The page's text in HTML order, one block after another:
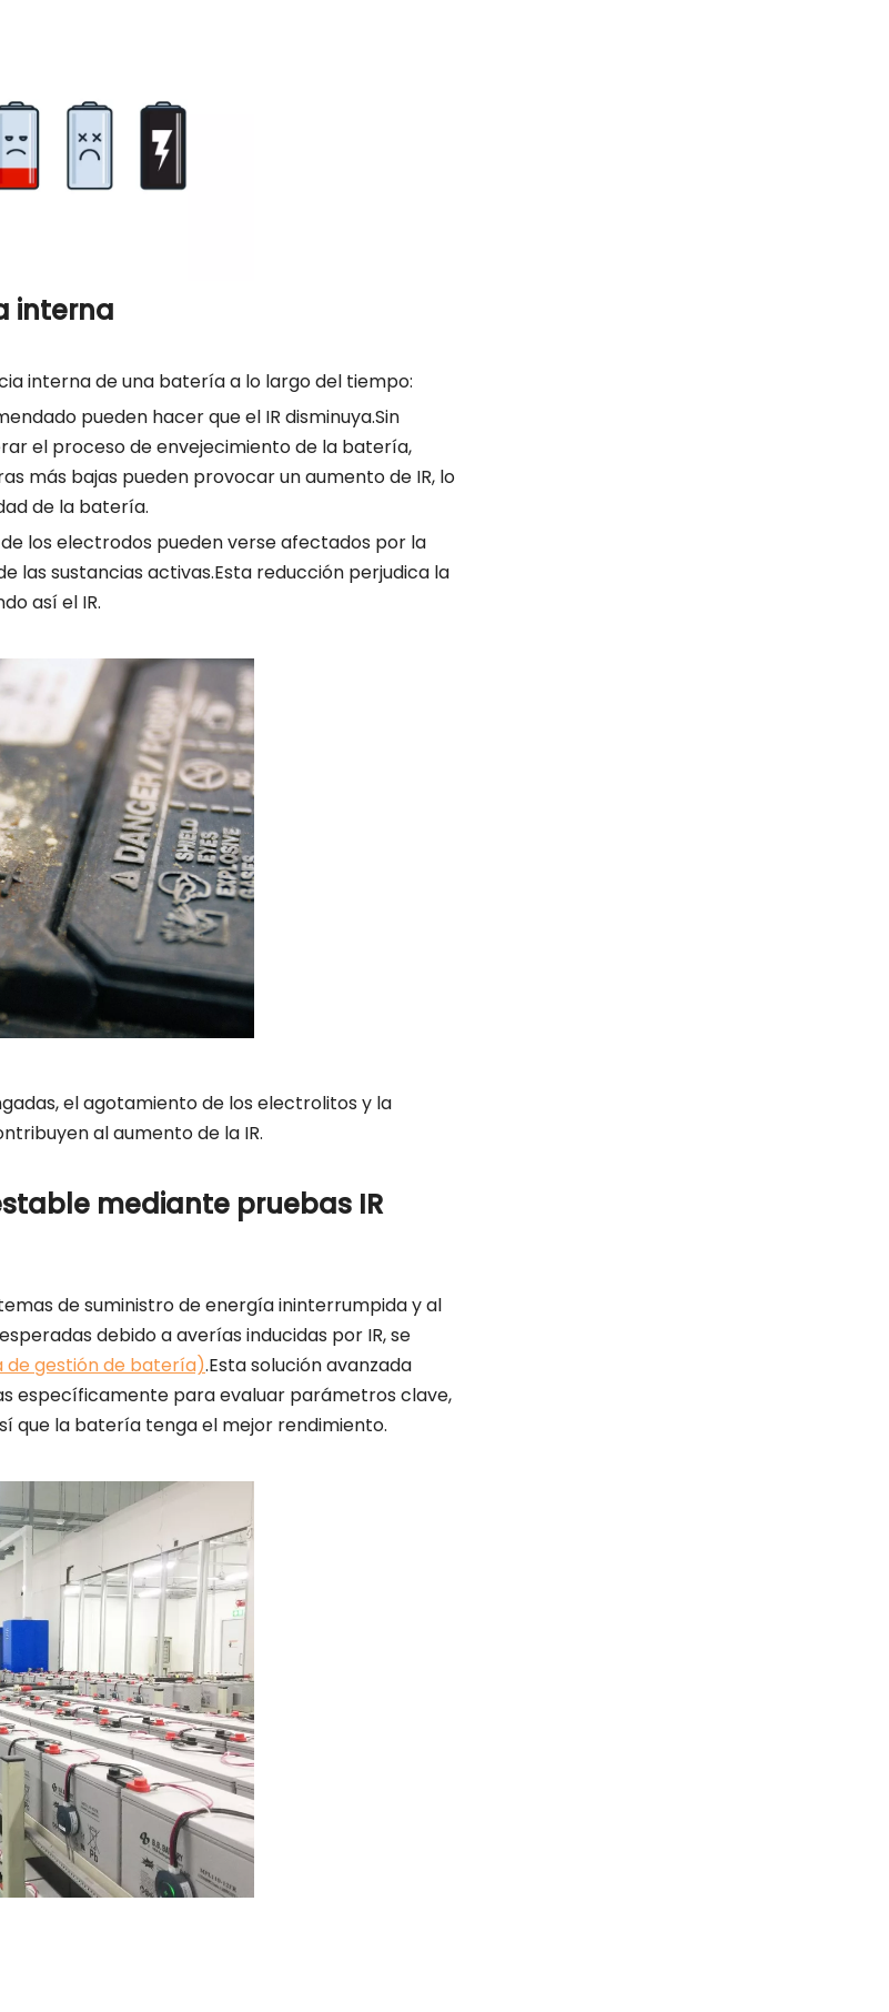
interna
interna de una batería a lo largo del tiempo:
pueden hacer que el IR disminuya.Sin
el proceso de envejecimiento de la batería,
más bajas pueden provocar un aumento de IR, lo
de la batería.
los electrodos pueden verse afectados por la
las sustancias activas.Esta reducción perjudica la
así el IR.
el agotamiento de los electrolitos y la
al aumento de la IR.
mediante pruebas IR
de suministro de energía ininterrumpida y al
debido a averías inducidas por IR, se
de gestión de batería).Esta solución avanzada
específicamente para evaluar parámetros clave,
que la batería tenga el mejor rendimiento.